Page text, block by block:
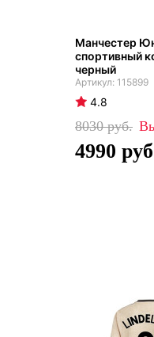
Манчестер
спортивный
черный
115899
4.8
8030
4990